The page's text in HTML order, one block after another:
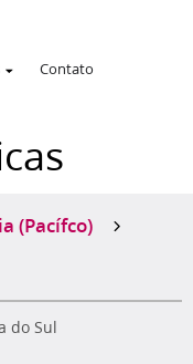
Contato
(Pacífco)
do Sul